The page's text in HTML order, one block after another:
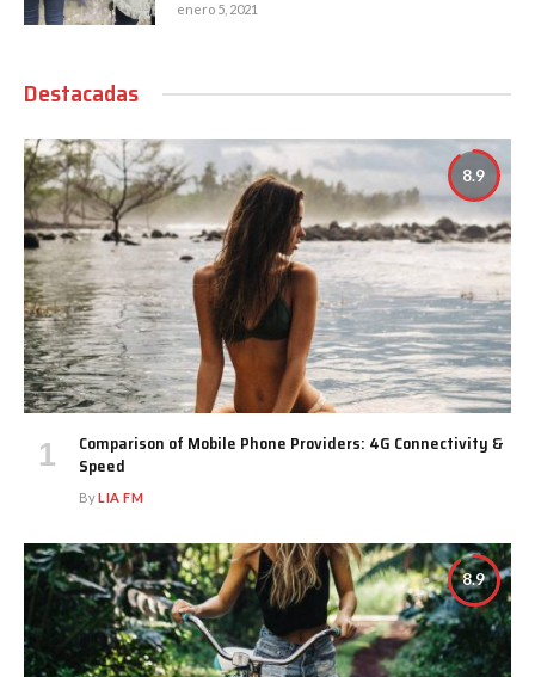
enero 5, 2021
Destacadas
8.9
Comparison of Mobile Phone Providers: 4G Connectivity &
Speed
ByLIA FM
8.9